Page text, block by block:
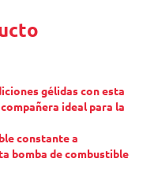
gélidas con esta
ideal para la
constante a
bomba de combustible